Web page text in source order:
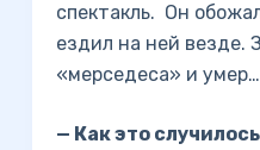
спектакль. Он
ездил на ней везде.
«мерседеса» и умер…
— Как это